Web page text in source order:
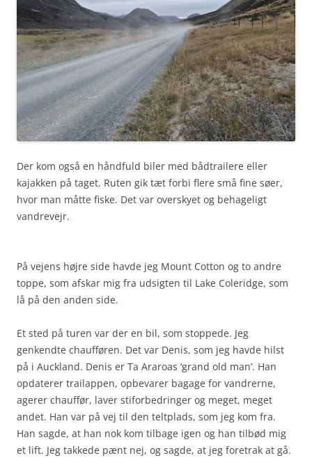
Der kom også en håndfuld biler med bådtrailere eller
kajakken på taget. Ruten gik tæt forbi flere små fine søer,
hvor man måtte fiske. Det var overskyet og behageligt
vandrevejr.
På vejens højre side havde jeg Mount Cotton og to andre
toppe, som afskar mig fra udsigten til Lake Coleridge, som
lå på den anden side.
Et sted på turen var der en bil, som stoppede. Jeg
genkendte chaufføren. Det var Denis, som jeg havde hilst
på i Auckland. Denis er Ta Araroas ‘grand old man’. Han
opdaterer trailappen, opbevarer bagage for vandrerne,
agerer chauffør, laver stiforbedringer og meget, meget
andet. Han var på vej til den teltplads, som jeg kom fra.
Han sagde, at han nok kom tilbage igen og han tilbød mig
et lift. Jeg takkede pænt nej, og sagde, at jeg foretrak at gå.